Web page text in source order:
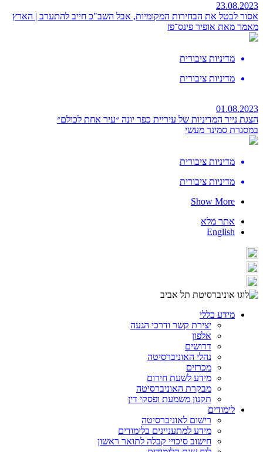
23.08.2023
אסור לבטל את הבחירות המקומיות, אבל השב"כ חייב להתערב | הארץ
מאמר מאת אופיר פינס־פז
מדיניות ציבורית
מדיניות ציבורית
01.08.2023
הצגת נייר המדיניות של עיריית כפר יונה ״עיר אחת לכולם״
במסגרת סמינר מעשי
מדיניות ציבורית
מדיניות ציבורית
Show More
אתר מלא
English
מידע כללי
יצירת קשר ודרכי הגעה
אלפון
דרושים
נהלי האוניברסיטה
מכרזים
מידע לשעת חירום
מבקרת האוניברסיטה
תקנון משמעת ופסקי דין
לימודים
רישום לאוניברסיטה
מידע למתעניינים בלימודים
חישוב סיכויי קבלה לתואר ראשון